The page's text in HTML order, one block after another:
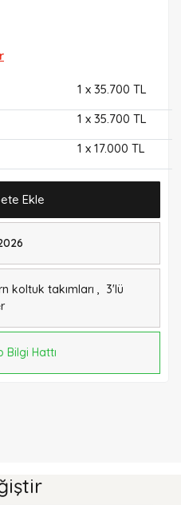
1 x 35.700 TL
1 x 35.700 TL
1 x 17.000 TL
Ekle
koltuk takımları , 3'lü
Bilgi Hattı